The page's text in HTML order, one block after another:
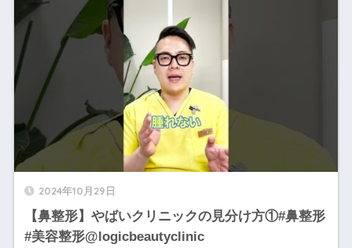
2024年10月29日
【鼻整形】やばいクリニックの見分け方①#鼻整形
#美容整形@logicbeautyclinic